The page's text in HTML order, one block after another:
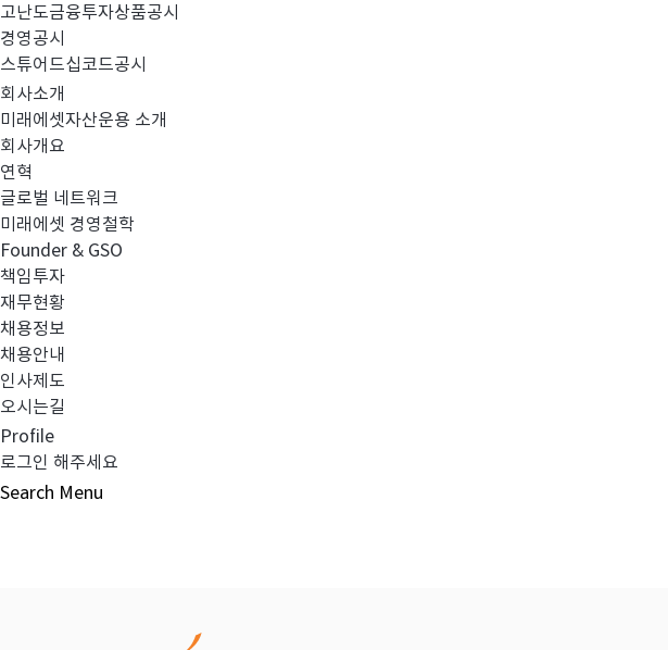
고난도금융투자상품공시
경영공시
스튜어드십코드공시
회사소개
미래에셋자산운용 소개
회사개요
연혁
글로벌 네트워크
미래에셋 경영철학
Founder & GSO
책임투자
재무현황
채용정보
채용안내
인사제도
오시는길
Profile
로그인 해주세요
Search Menu
20210428_미국16호 종류A_AMZ 포트폴리오 제1기 이익분배보고서.pdf
이전글
다음글
목록보기